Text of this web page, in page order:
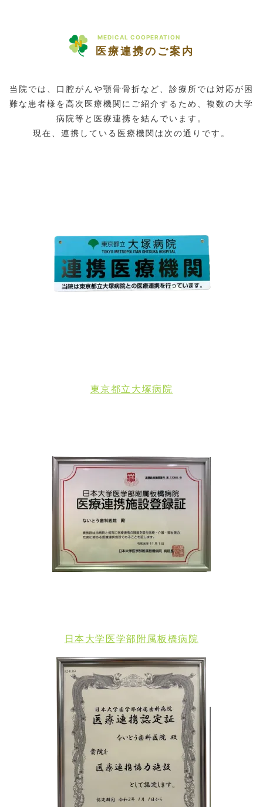
MEDICAL COOPERATION
医療連携のご案内
当院では、口腔がんや顎骨骨折など、診療所では対応が困
難な患者様を高次医療機関にご紹介するため、複数の大学
病院等と医療連携を結んでいます。
現在、連携している医療機関は次の通りです。
東京都立大塚病院
日本大学医学部附属板橋病院